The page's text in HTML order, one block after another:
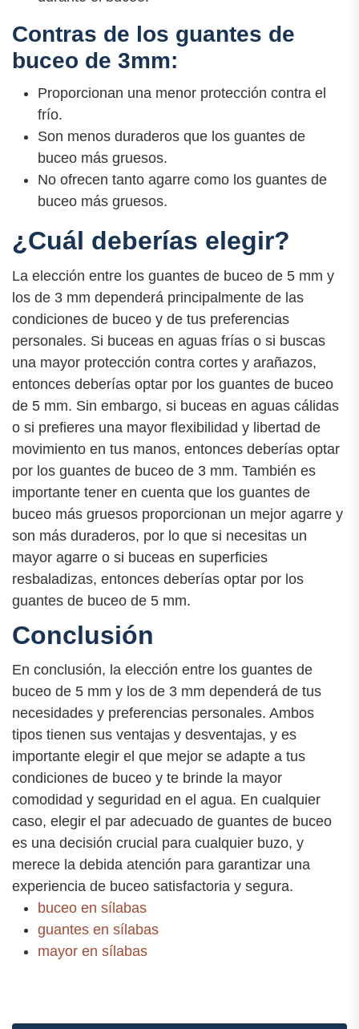
Contras de los guantes de
buceo de 3mm:
Proporcionan una menor protección contra el
frío.
Son menos duraderos que los guantes de
buceo más gruesos.
No ofrecen tanto agarre como los guantes de
buceo más gruesos.
¿Cuál deberías elegir?
La elección entre los guantes de buceo de 5 mm y
los de 3 mm dependerá principalmente de las
condiciones de buceo y de tus preferencias
personales. Si buceas en aguas frías o si buscas
una mayor protección contra cortes y arañazos,
entonces deberías optar por los guantes de buceo
de 5 mm. Sin embargo, si buceas en aguas cálidas
o si prefieres una mayor flexibilidad y libertad de
movimiento en tus manos, entonces deberías optar
por los guantes de buceo de 3 mm. También es
importante tener en cuenta que los guantes de
buceo más gruesos proporcionan un mejor agarre y
son más duraderos, por lo que si necesitas un
mayor agarre o si buceas en superficies
resbaladizas, entonces deberías optar por los
guantes de buceo de 5 mm.
Conclusión
En conclusión, la elección entre los guantes de
buceo de 5 mm y los de 3 mm dependerá de tus
necesidades y preferencias personales. Ambos
tipos tienen sus ventajas y desventajas, y es
importante elegir el que mejor se adapte a tus
condiciones de buceo y te brinde la mayor
comodidad y seguridad en el agua. En cualquier
caso, elegir el par adecuado de guantes de buceo
es una decisión crucial para cualquier buzo, y
merece la debida atención para garantizar una
experiencia de buceo satisfactoria y segura.
buceo en sílabas
guantes en sílabas
mayor en sílabas